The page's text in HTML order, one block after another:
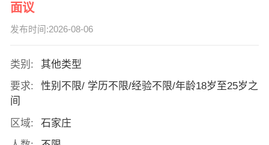
面议
发布时间:2026-08-06
类别:
其他类型
要求:
性别不限/ 学历不限/经验不限/年龄18岁至25岁之
间
区域:
石家庄